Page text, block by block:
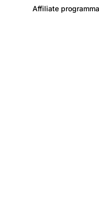
Affiliate